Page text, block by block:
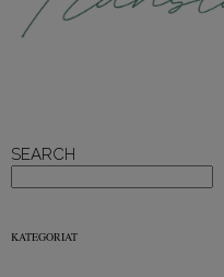
SEARCH
KATEGORIAT